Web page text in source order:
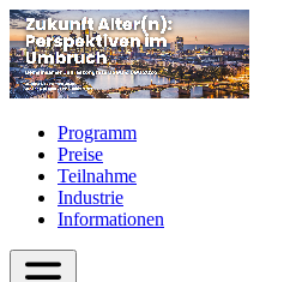
Programm
Preise
Teilnahme
Industrie
Informationen